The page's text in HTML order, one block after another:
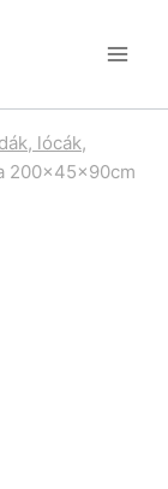
lócák,
200x45x90cm